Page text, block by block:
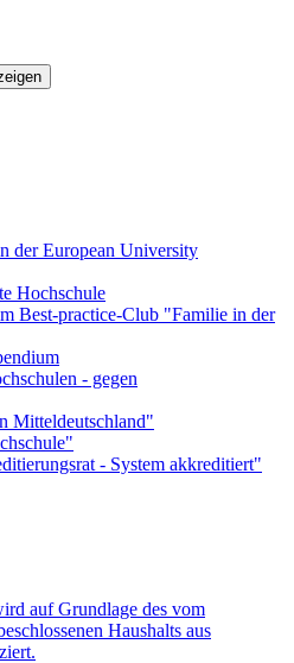
auf Grundlage des vom
Haushalts aus